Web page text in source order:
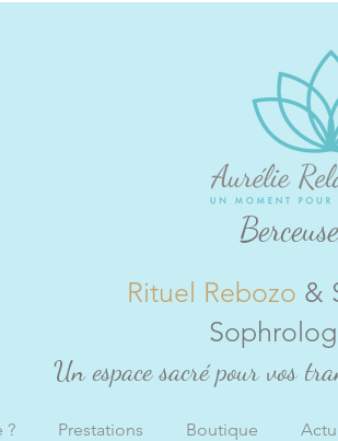
Rituel Rebozo &
Un espace sacré pour vos
? Prestations Boutique